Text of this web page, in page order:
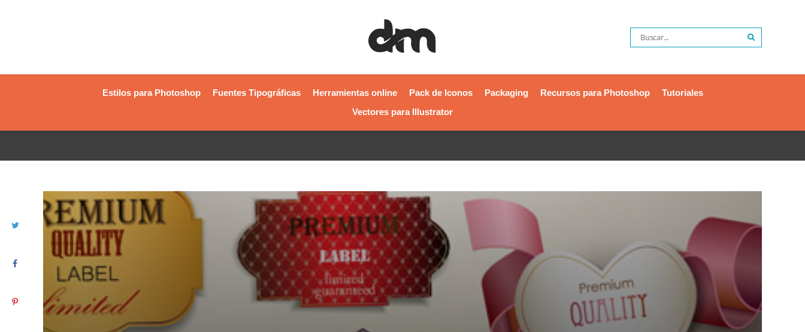
Estilos para Photoshop Fuentes Tipográficas Herramientas online Pack de Iconos Packaging Recursos para Photoshop
Tutoriales
Vectores para Illustrator